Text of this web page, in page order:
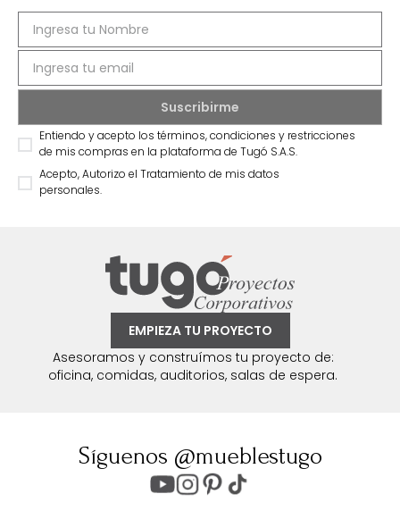
Entiendo y acepto los términos, condiciones y restricciones
de mis compras en la plataforma de Tugó S.A.S.
Acepto, Autorizo el Tratamiento de mis datos
personales.
EMPIEZA TU PROYECTO
Asesoramos y construímos tu proyecto de:
oficina, comidas, auditorios, salas de espera.
Síguenos @mueblestugo